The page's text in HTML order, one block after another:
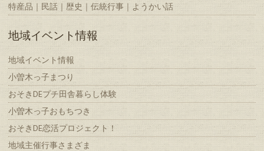
特産品｜民話｜歴史｜伝統行事｜ようかい話
地域イベント情報
地域イベント情報
小曽木っ子まつり
おそきDEプチ田舎暮らし体験
小曽木っ子おもちつき
おそきDE恋活プロジェクト！
地域主催行事さまざま